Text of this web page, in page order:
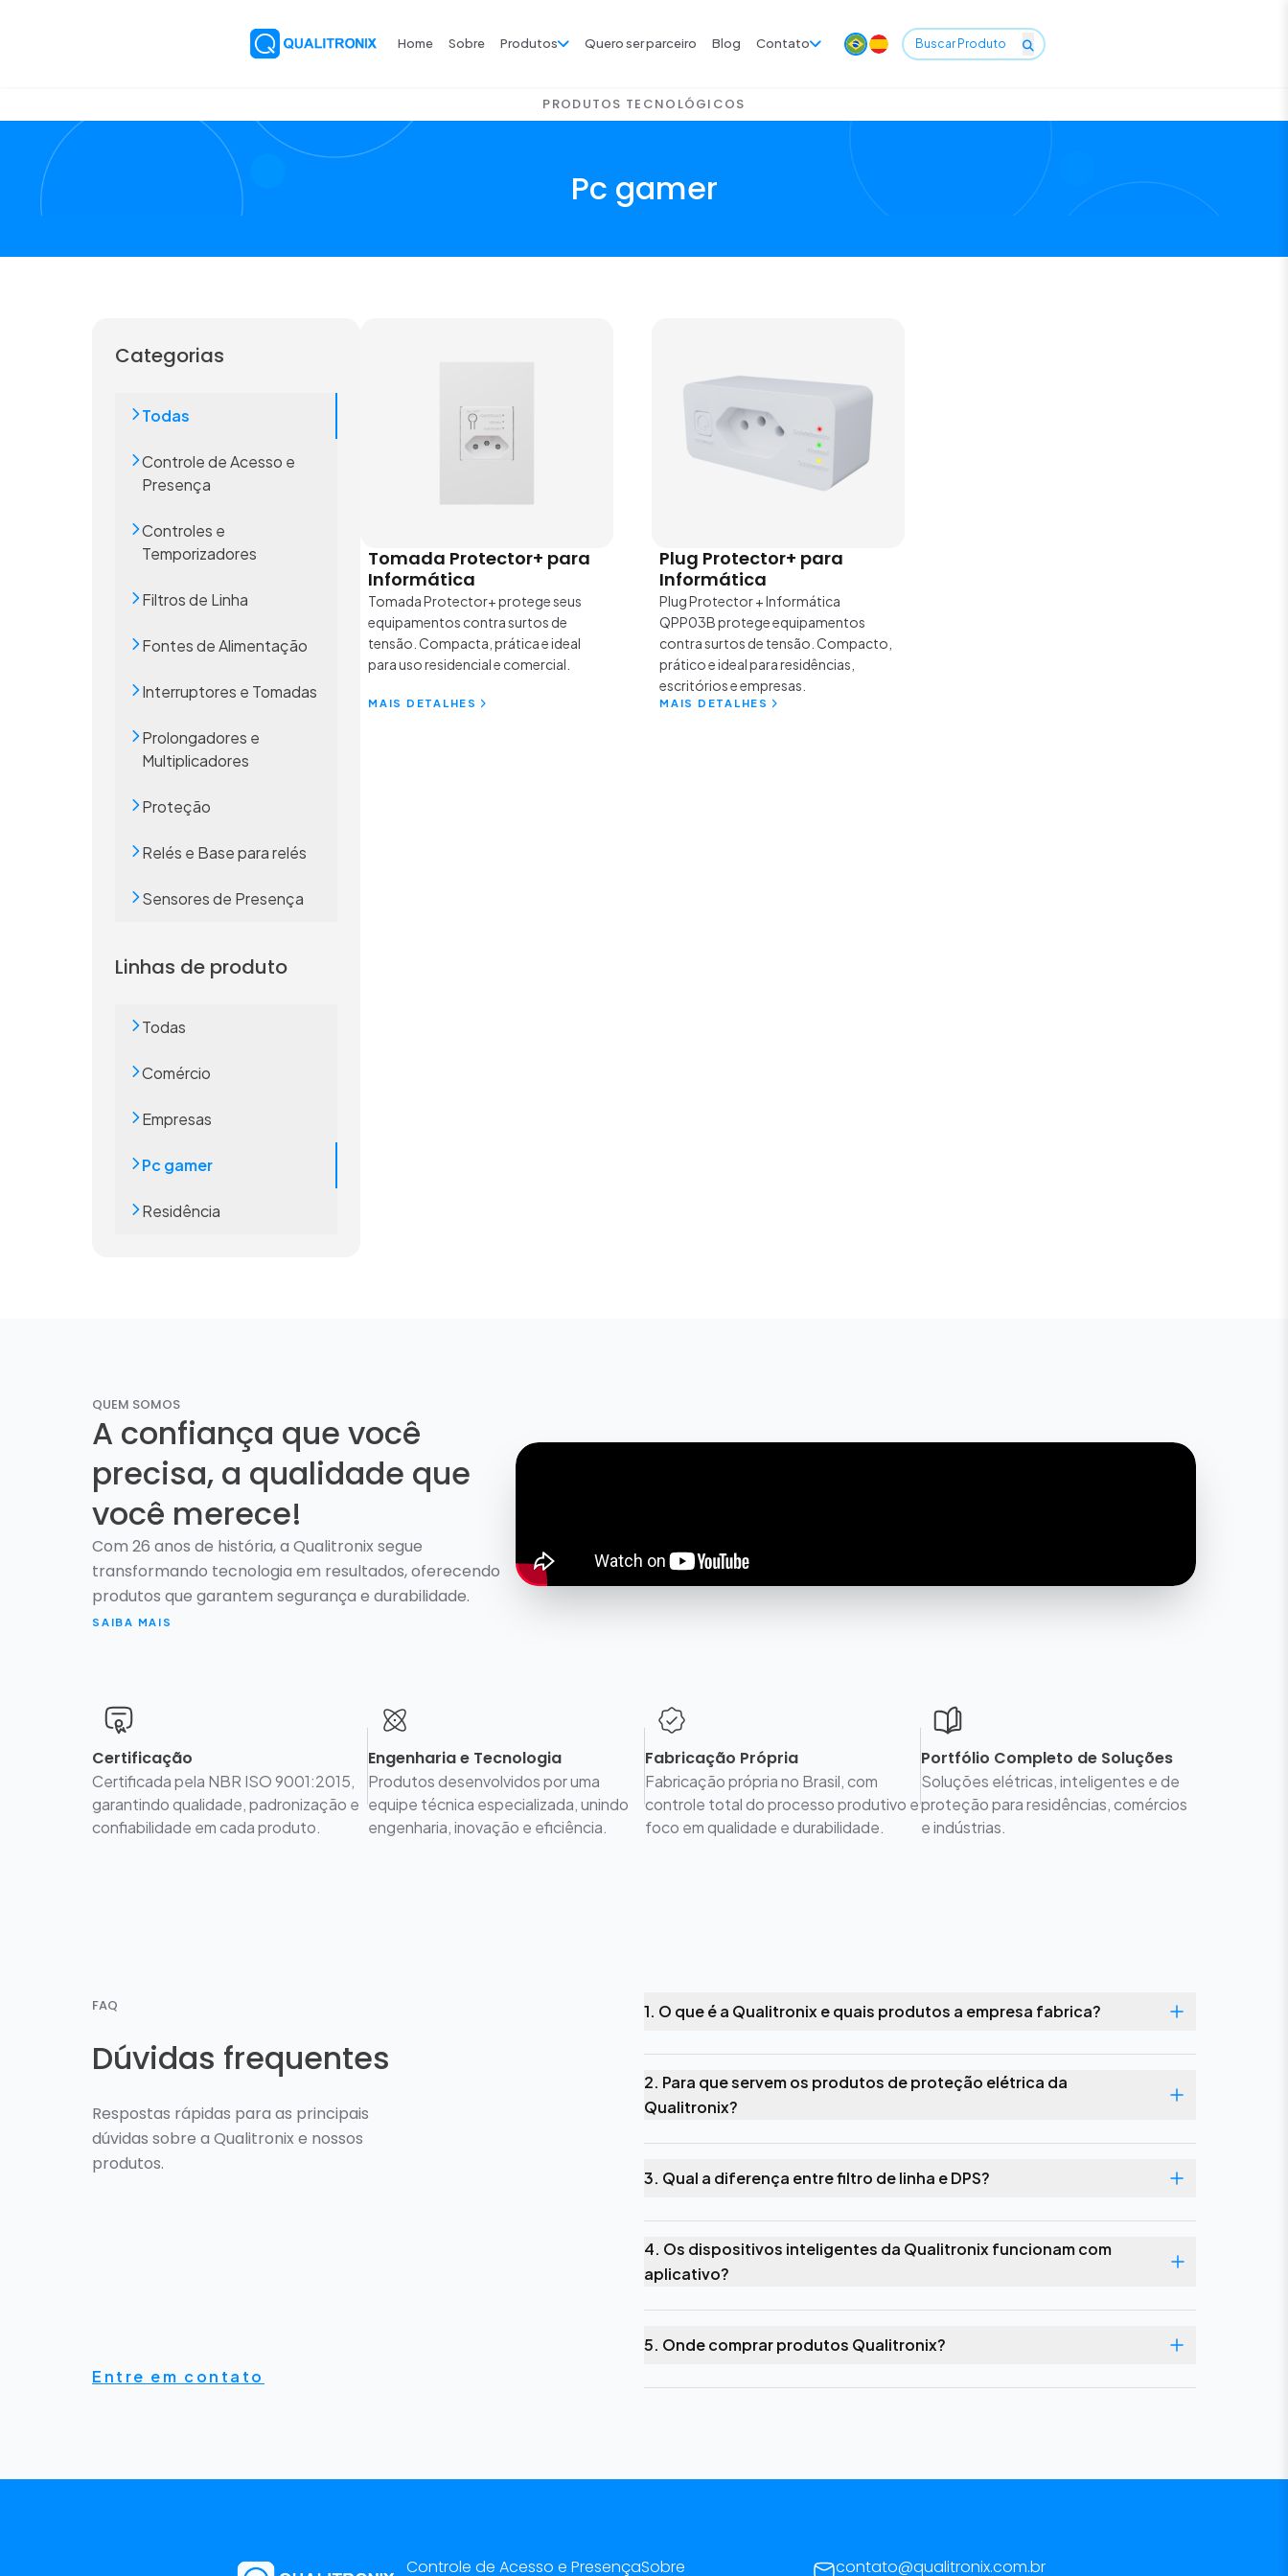
Home Sobre Produtos Quero ser parceiro Blog Contato
PRODUTOS TECNOLÓGICOS
Pc gamer
Categorias
Todas
Controle de Acesso e
Presença
Controles e
Temporizadores
Filtros de Linha
Fontes de Alimentação
Interruptores e Tomadas
Prolongadores e
Multiplicadores
Proteção
Relés e Base para relés
Sensores de Presença
Linhas de produto
Todas
Comércio
Empresas
Pc gamer
Residência
Tomada Protector+ para
Informática
Tomada Protector+ protege seus
equipamentos contra surtos de
tensão. Compacta, prática e ideal
para uso residencial e comercial.
MAIS DETALHES
Plug Protector+ para
Informática
Plug Protector + Informática
QPP03B protege equipamentos
contra surtos de tensão. Compacto,
prático e ideal para residências,
escritórios e empresas.
MAIS DETALHES
QUEM SOMOS
A confiança que você
precisa, a qualidade que
você merece!
Com 26 anos de história, a Qualitronix segue
transformando tecnologia em resultados, oferecendo
produtos que garantem segurança e durabilidade.
SAIBA MAIS
Certificação
Certificada pela NBR ISO 9001:2015,
garantindo qualidade, padronização e
confiabilidade em cada produto.
Engenharia e Tecnologia
Produtos desenvolvidos por uma
equipe técnica especializada, unindo
engenharia, inovação e eficiência.
Fabricação Própria
Fabricação própria no Brasil, com
controle total do processo produtivo e
foco em qualidade e durabilidade.
Portfólio Completo de Soluções
Soluções elétricas, inteligentes e de
proteção para residências, comércios
e indústrias.
FAQ
Dúvidas frequentes
Respostas rápidas para as principais
dúvidas sobre a Qualitronix e nossos
produtos.
Entre em contato
1. O que é a Qualitronix e quais produtos a empresa fabrica?
2. Para que servem os produtos de proteção elétrica da
Qualitronix?
3. Qual a diferença entre filtro de linha e DPS?
4. Os dispositivos inteligentes da Qualitronix funcionam com
aplicativo?
5. Onde comprar produtos Qualitronix?
Controle de Acesso e PresençaSobre contato@qualitronix.com.br